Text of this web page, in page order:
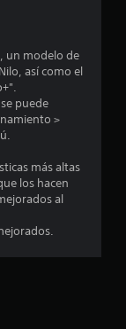
un modelo de
así como el
puede
>
más altas
los hacen
al